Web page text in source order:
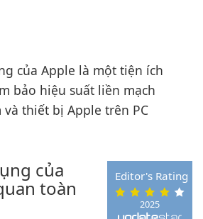
của Apple là một tiện ích
bảo hiệu suất liền mạch
và thiết bị Apple trên PC
2025
Editor's Rating
của
toàn